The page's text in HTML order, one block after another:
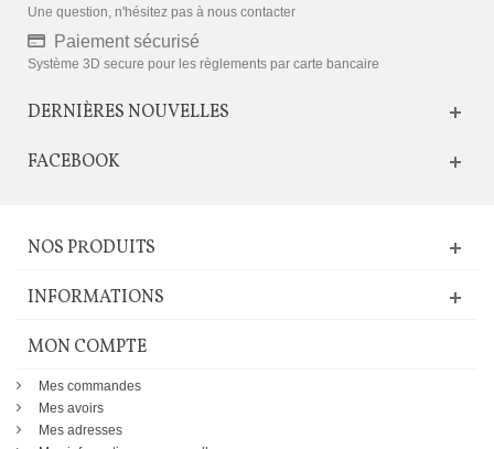
Une question, n'hésitez pas à nous contacter
Paiement sécurisé
Système 3D secure pour les règlements par carte bancaire
DERNIÈRES NOUVELLES
FACEBOOK
NOS PRODUITS
INFORMATIONS
MON COMPTE
Mes commandes
Mes avoirs
Mes adresses